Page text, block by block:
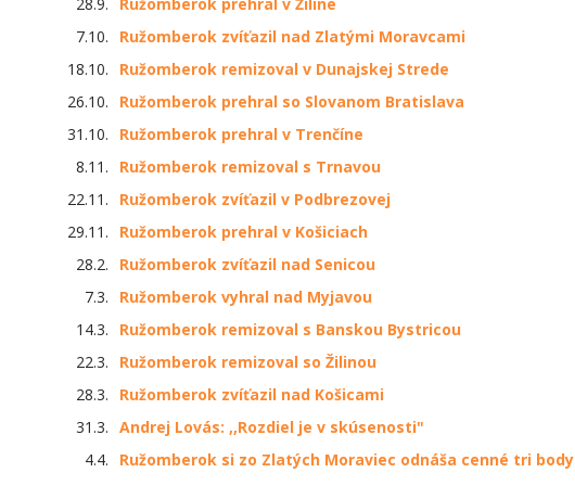
7.10.
Ružomberok zvíťazil nad Zlatými Moravcami
18.10.
Ružomberok remizoval v Dunajskej Strede
26.10.
Ružomberok prehral so Slovanom Bratislava
31.10.
Ružomberok prehral v Trenčíne
8.11.
Ružomberok remizoval s Trnavou
22.11.
Ružomberok zvíťazil v Podbrezovej
29.11.
Ružomberok prehral v Košiciach
28.2.
Ružomberok zvíťazil nad Senicou
7.3.
Ružomberok vyhral nad Myjavou
14.3.
Ružomberok remizoval s Banskou Bystricou
22.3.
Ružomberok remizoval so Žilinou
28.3.
Ružomberok zvíťazil nad Košicami
31.3. Andrej Lovás: ,,Rozdiel je v skúsenosti"
4.4.
Ružomberok si zo Zlatých Moraviec odnáša cenné tri body